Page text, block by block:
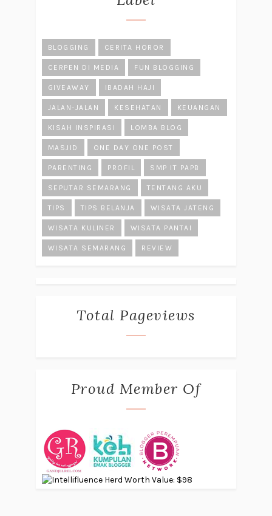
BLOGGING CERITA HOROR
CERPEN DI MEDIA FUN BLOGGING
GIVEAWAY IBADAH HAJI
JALAN-JALAN KESEHATAN KEUANGAN
KISAH INSPIRASI LOMBA BLOG
MASJID ONE DAY ONE POST
PARENTING PROFIL SMP IT PAPB
SEPUTAR SEMARANG TENTANG AKU
TIPS TIPS BELANJA WISATA JATENG
WISATA KULINER WISATA PANTAI
WISATA SEMARANG REVIEW
Total Pageviews
Proud Member Of